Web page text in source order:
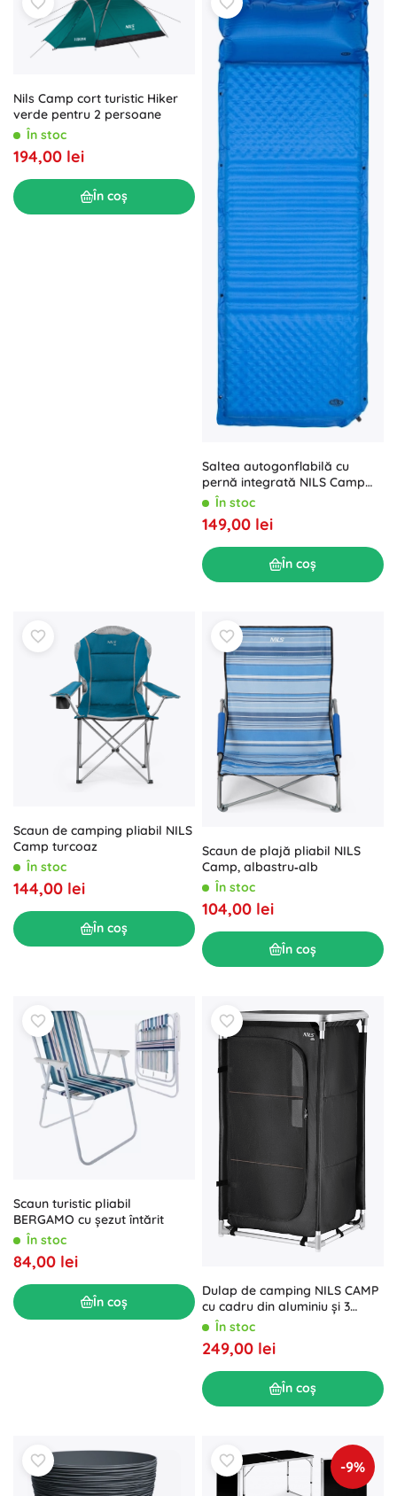
Nils Camp cort turistic Hiker
verde pentru 2 persoane
În stoc
194,00 lei
În coș
Saltea autogonflabilă cu
pernă integrată NILS Camp
albastră
În stoc
149,00 lei
În coș
Scaun de camping pliabil NILS
Camp turcoaz
În stoc
144,00 lei
În coș
Scaun de plajă pliabil NILS
Camp, albastru‑alb
În stoc
104,00 lei
În coș
Scaun turistic pliabil
BERGAMO cu șezut întărit
În stoc
84,00 lei
În coș
Dulap de camping NILS CAMP
cu cadru din aluminiu și 3
rafturi
În stoc
249,00 lei
În coș
-9%